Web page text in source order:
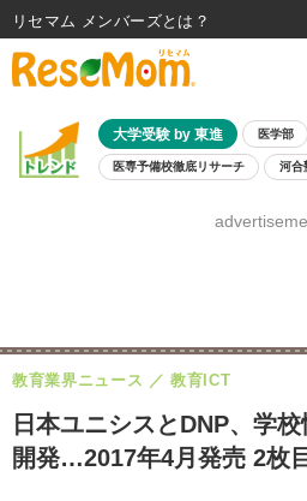
大学受験 by 東進 医学部
医専予備校徹底リサーチ 河合
8月開催学校説明会・
日本ユニシスとDNP、学
開発…2017年4月発売 2枚
教育業界ニュース 教育ICT
リセマム メンバーズ